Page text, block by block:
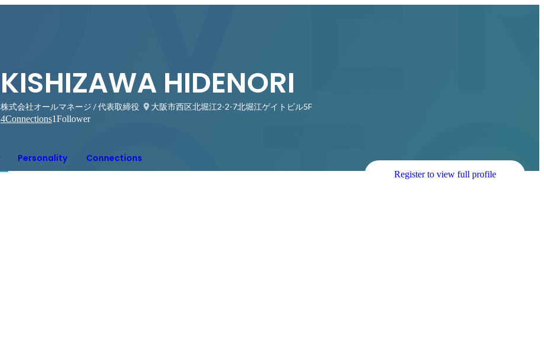
KISHIZAWA HIDENORI
株式会社オールマネージ / 代表取締役
大阪市西区北堀江2-2-7北堀江ゲイトビル5F
4Connections1Follower
Personality Connections
Register to view full profile